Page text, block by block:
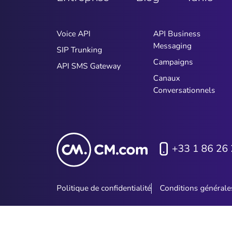
Voice API
SIP Trunking
API SMS Gateway
API Business
Messaging
Campaigns
Canaux
Conversationnels
+33 1 86 26
Politique de confidentialité Conditions